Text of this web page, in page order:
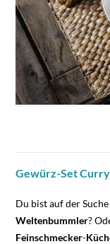
Gewürz-Set Curry
Du bist auf der
Weltenbummler?
Feinschmecker-